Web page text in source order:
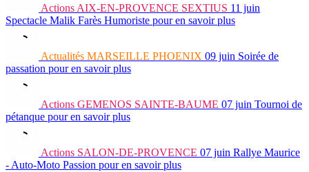
Actions AIX-EN-PROVENCE SEXTIUS 11 juin
Spectacle Malik Farès Humoriste pour en savoir plus
Actualités MARSEILLE PHOENIX 09 juin Soirée de
passation pour en savoir plus
Actions GEMENOS SAINTE-BAUME 07 juin Tournoi de
pétanque pour en savoir plus
Actions SALON-DE-PROVENCE 07 juin Rallye Maurice
- Auto-Moto Passion pour en savoir plus